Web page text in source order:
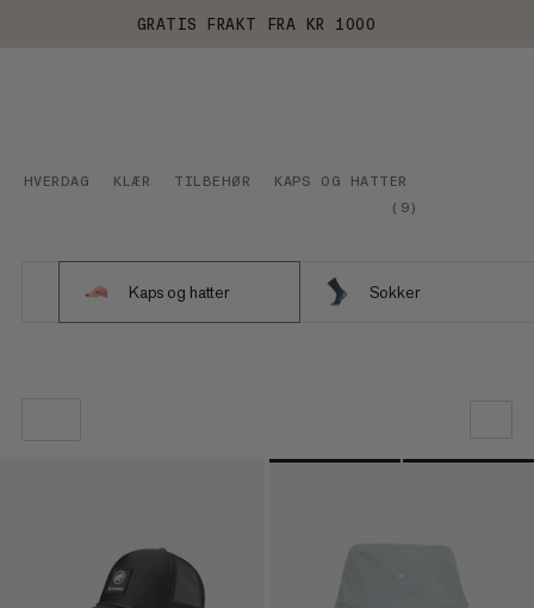
GRATIS FRAKT FRA KR 1000
HVERDAG KLÆR TILBEHØR
KAPS OG HATTER
( 9)
Kaps og hatter Sokker
VÅR ANBEFALING
PRIS HØY TIL LAV